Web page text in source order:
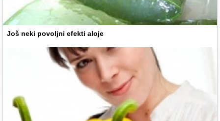
Još neki povoljni efekti aloje